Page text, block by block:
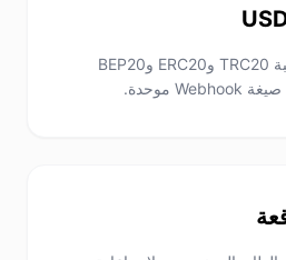
واجهة API واحدة لمراقبة TRC20 وERC20 وBEP20